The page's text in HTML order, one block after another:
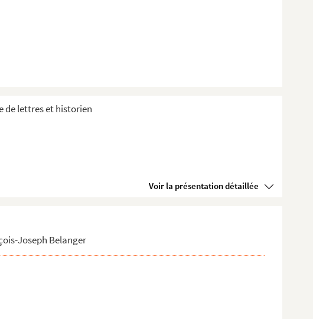
de lettres et historien
Voir la présentation détaillée
Joseph Belanger